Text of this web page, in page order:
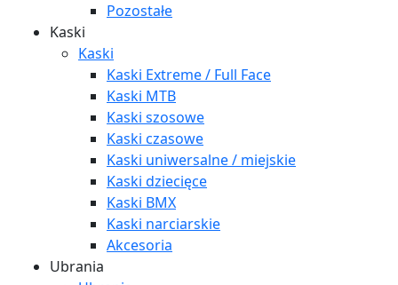
Pozostałe
Kaski
Kaski
Kaski Extreme / Full Face
Kaski MTB
Kaski szosowe
Kaski czasowe
Kaski uniwersalne / miejskie
Kaski dziecięce
Kaski BMX
Kaski narciarskie
Akcesoria
Ubrania